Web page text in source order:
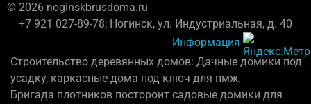
© 2026 noginskbrusdoma.ru
+7 921 027-89-78; Ногинск, ул. Индустриальная, д. 40
Информация
Строительство деревянных домов: Дачные домики под
усадку, каркасные дома под ключ для пмж.
Бригада плотников постороит садовые домики для